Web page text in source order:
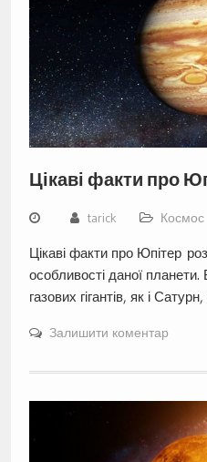
Цікаві факти про
tarick Космос
Цікаві факти про Юпітер
особливості даної
газових гігантів, як і
Залишити коментар